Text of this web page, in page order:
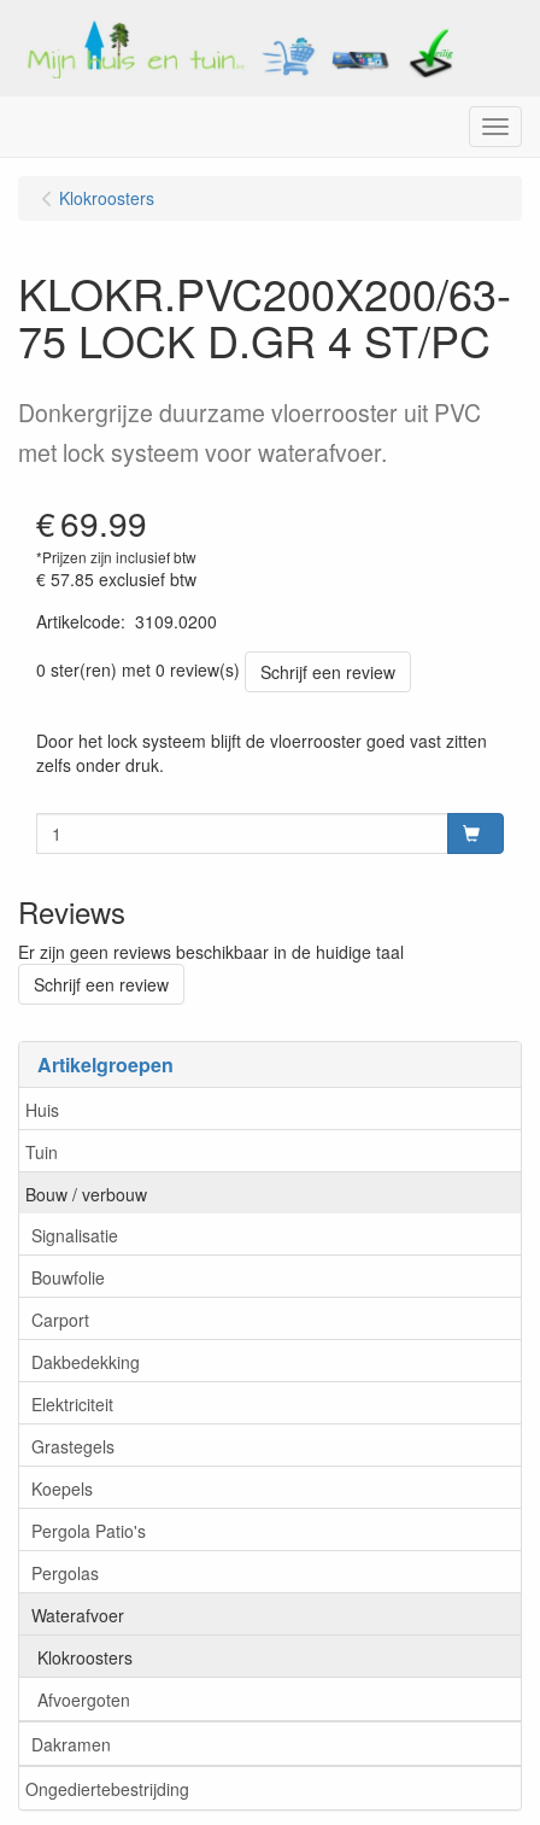
Menu
Artikelgroepen
Huis
Tuin
Bouw / verbouw
Signalisatie
Bouwfolie
Carport
Dakbedekking
Elektriciteit
Grastegels
Koepels
Pergola Patio's
Pergolas
Waterafvoer
Klokroosters
Afvoergoten
Dakramen
Ongediertebestrijding
Klokroosters
KLOKR.PVC200X200/63-
75 LOCK D.GR 4 ST/PC
Donkergrijze duurzame vloerrooster uit PVC
met lock systeem voor waterafvoer.
€69.99
*Prijzen zijn inclusief btw
€ 57.85 exclusief btw
Artikelcode: 3109.0200
0 ster(ren) met 0 review(s)
Schrijf een review
Door het lock systeem blijft de vloerrooster goed vast zitten
zelfs onder druk.
Reviews
Er zijn geen reviews beschikbaar in de huidige taal
Schrijf een review